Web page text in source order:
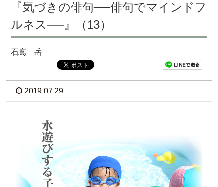
『気づきの俳句──俳句でマインドフ
ルネス──』（13）
石嶌 岳
2019.07.29